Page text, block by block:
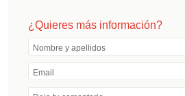
¿Quieres más información?
Nombre y apellidos
Email